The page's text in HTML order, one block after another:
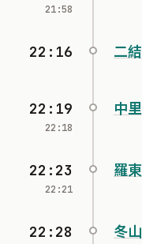
21:58
22:16 二結
22:19
22:18
中里
22:23
22:21
羅東
22:28 冬山